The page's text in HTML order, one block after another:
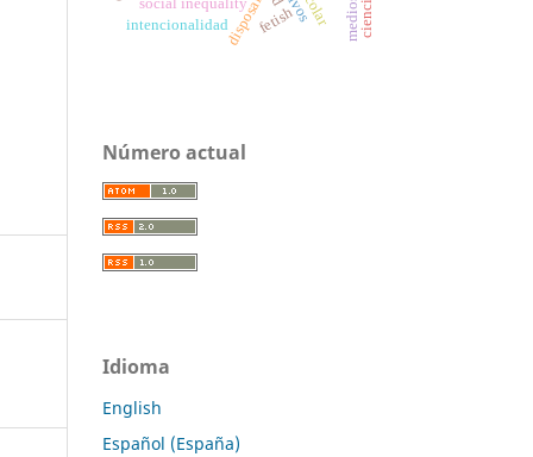
fetish
disposal
intencionalidad
Número actual
Idioma
English
Español (España)